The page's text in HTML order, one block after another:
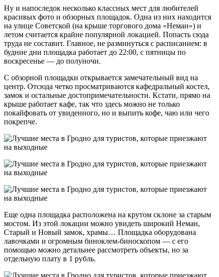
Ну и напоследок несколько классных мест для любителей
красивых фото и обзорных площадок. Одна из них находится
на улице Советской (на крыше торгового дома «Неман») и
летом считается крайне популярной локацией. Попасть сюда
труда не составит. Главное, не разминуться с расписанием: в
будние дни площадка работает до 22:00, с пятницы по
воскресенье — до полуночи.
С обзорной площадки открывается замечательный вид на
центр. Отсюда четко просматриваются кафедральный костел,
замок и остальные достопримечательности. Кстати, прямо на
крыше работает кафе, так что здесь можно не только
покайфовать от увиденного, но и выпить кофе, чаю или чего
покрепче.
Еще одна площадка расположена на крутом склоне за старым
мостом. Из этой локации можно увидеть широкий Неман,
Старый и Новый замок, храмы… Площадка оборудована
лавочками и огромным биноклем-биноскопом — с его
помощью можно детальнее рассмотреть объекты, но за
отдельную плату в 1 рубль.